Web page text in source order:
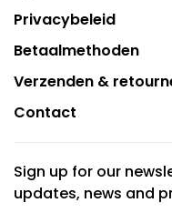
Privacybeleid
Betaalmethoden
Verzenden &
Contact
Sign up for our
updates, news and